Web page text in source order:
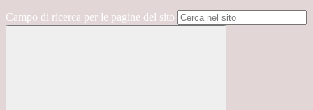
Campo di ricerca per le pagine del sito